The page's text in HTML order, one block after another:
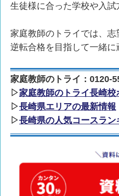
生徒様に合った学校や入
家庭教師のトライでは、
逆転合格を目指して一緒に
家庭教師のトライ：0120-
▷家庭教師のトライ長崎校
▷長崎県エリアの最新情報
▷長崎県の人気コースラン